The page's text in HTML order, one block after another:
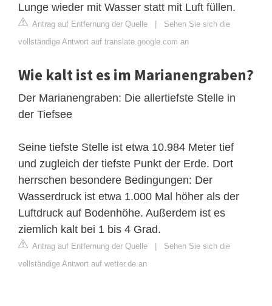
Lunge wieder mit Wasser statt mit Luft füllen.
Antrag auf Entfernung der Quelle | Sehen Sie sich die
vollständige Antwort auf translate.google.com an
Wie kalt ist es im Marianengraben?
Der Marianengraben: Die allertiefste Stelle in
der Tiefsee
Seine tiefste Stelle ist etwa 10.984 Meter tief
und zugleich der tiefste Punkt der Erde. Dort
herrschen besondere Bedingungen: Der
Wasserdruck ist etwa 1.000 Mal höher als der
Luftdruck auf Bodenhöhe. Außerdem ist es
ziemlich kalt bei 1 bis 4 Grad.
Antrag auf Entfernung der Quelle | Sehen Sie sich die
vollständige Antwort auf wetter.de an